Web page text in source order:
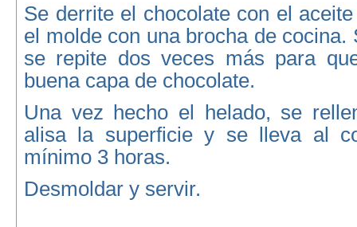
Se derrite el chocolate con el
el molde con una brocha de cocina.
se repite dos veces más para
buena capa de chocolate.
Una vez hecho el helado, se
alisa la superficie y se lleva al
mínimo 3 horas.
Desmoldar y servir.